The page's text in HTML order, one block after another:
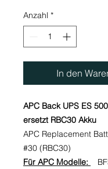
Anzahl *
In den
APC Back UPS ES
ersetzt RBC30 Akku
APC Replacement
#30 (RBC30)
Für APC Modelle: